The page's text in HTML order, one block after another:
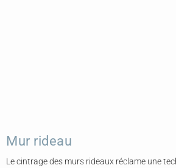
Mur rideau
Le cintrage des murs rideaux réclame une